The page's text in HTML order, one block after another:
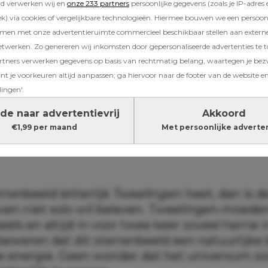
verwerken wij en onze 233 partners persoonlijke gegevens (zoals je IP-adres
via cookies of vergelijkbare technologieën. Hiermee bouwen we een
met onze advertentieruimte commercieel beschikbaar stellen aan
Zo genereren wij inkomsten door gepersonaliseerde advertenties te
verwerken gegevens op basis van rechtmatig belang, waartegen je
je voorkeuren altijd aanpassen; ga hiervoor naar de footer van de website
naar advertentievrij
€1,99 per maand
Akkoord
Met persoonlijke
dat dol is op chaos? Dan zou het zomaar
jou hebben uitverkoren voor een tweeling.
meer kans hebben op een tweeling
zijn er namelijk
‘tweelingenergie’ uitstralen. En nee, daar
voor nodig—gewoon een vleugje
nieuwsgierigheid.
letterlijk Tweelingen
heet, dan is
niet solo wil beleven. Tweelingen-
en altijd in voor twee keer zoveel herrie
dat dit sterrenbeeld een natuurlijke
energie. Geen wonder dat het universum